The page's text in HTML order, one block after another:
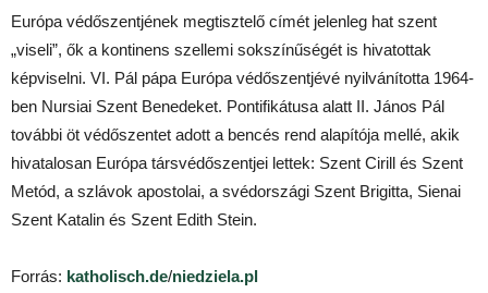
Európa védőszentjének megtisztelő címét jelenleg hat szent
„viseli”, ők a kontinens szellemi sokszínűségét is hivatottak
képviselni. VI. Pál pápa Európa védőszentjévé nyilvánította 1964-
ben Nursiai Szent Benedeket. Pontifikátusa alatt II. János Pál
további öt védőszentet adott a bencés rend alapítója mellé, akik
hivatalosan Európa társvédőszentjei lettek: Szent Cirill és Szent
Metód, a szlávok apostolai, a svédországi Szent Brigitta, Sienai
Szent Katalin és Szent Edith Stein.
Forrás: katholisch.de/niedziela.pl